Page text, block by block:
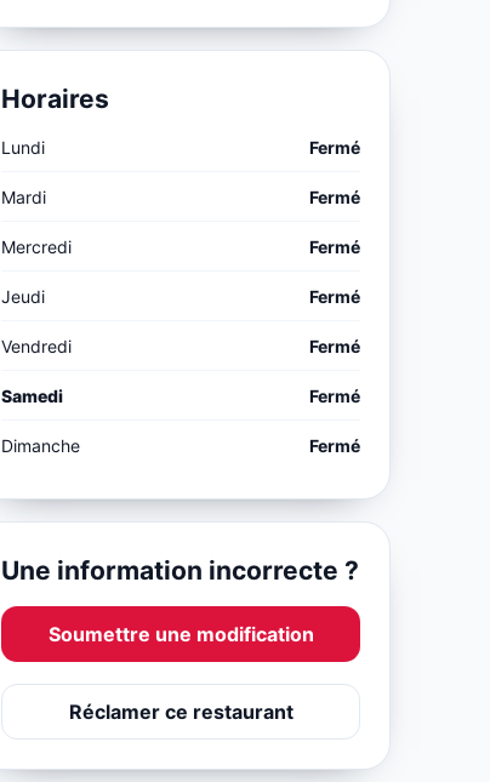
Horaires
Lundi Fermé
Mardi Fermé
Mercredi Fermé
Jeudi Fermé
Vendredi Fermé
Samedi Fermé
Dimanche Fermé
Une information incorrecte ?
Soumettre une modification
Réclamer ce restaurant